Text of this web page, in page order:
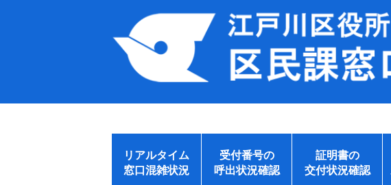
リアルタイム
窓口混雑状況
受付番号の
呼出状況確認
証明書の
交付状況確認